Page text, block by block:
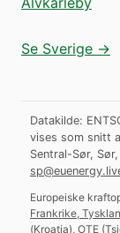
Se Sverige →
Datakilde:
vises som snitt
Sentral-Sør,
Europeiske
Frankrike,
(Kroatia) OTE (